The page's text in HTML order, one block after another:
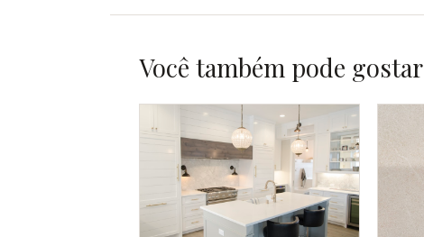
Você também pode gostar